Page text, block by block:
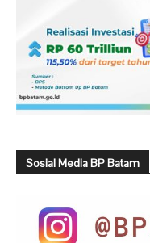
Sosial Media BP Batam